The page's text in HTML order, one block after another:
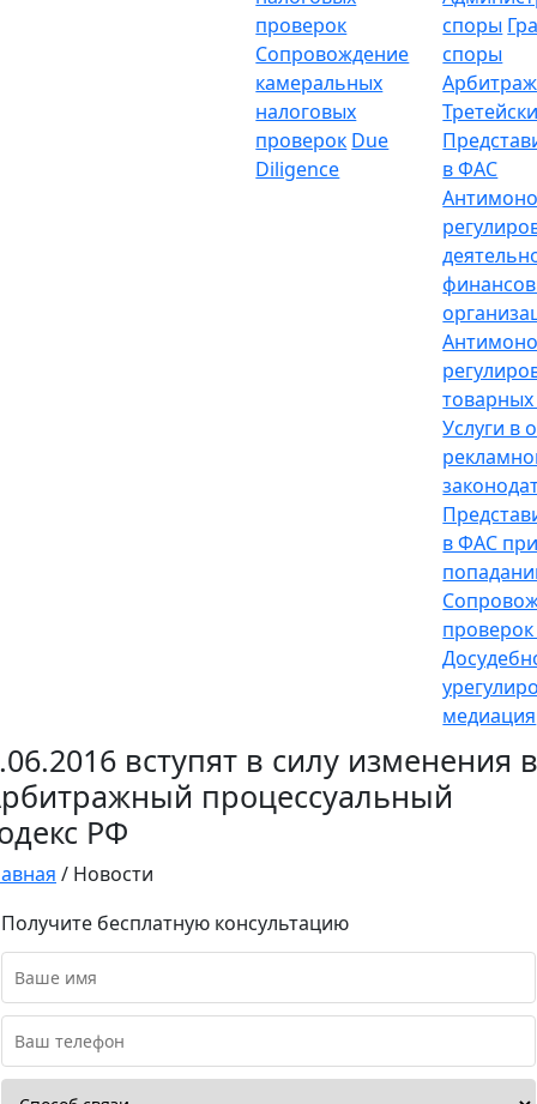
проверок
Сопровождение
камеральных
налоговых
проверок Due
Diligence
споры
споры
в ФАС
Услуги в
в ФАС
медиация
вступят в силу изменения в
процессуальный
РФ
/ Новости
Получите бесплатную консультацию